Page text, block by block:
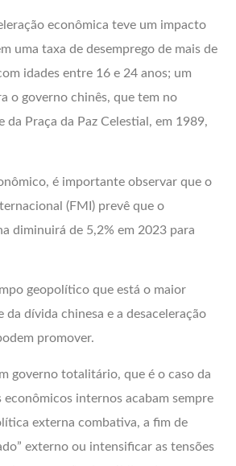
econômica teve um impacto
uma taxa de desemprego de mais de
idades entre 16 e 24 anos; um
o governo chinês, que tem no
da Praça da Paz Celestial, em 1989,
é importante observar que o
(FMI) prevê que o
diminuirá de 5,2% em 2023 para
geopolítico que está o maior
da dívida chinesa e a desaceleração
promover.
governo totalitário, que é o caso da
econômicos internos acabam sempre
externa combativa, a fim de
externo ou intensificar as tensões